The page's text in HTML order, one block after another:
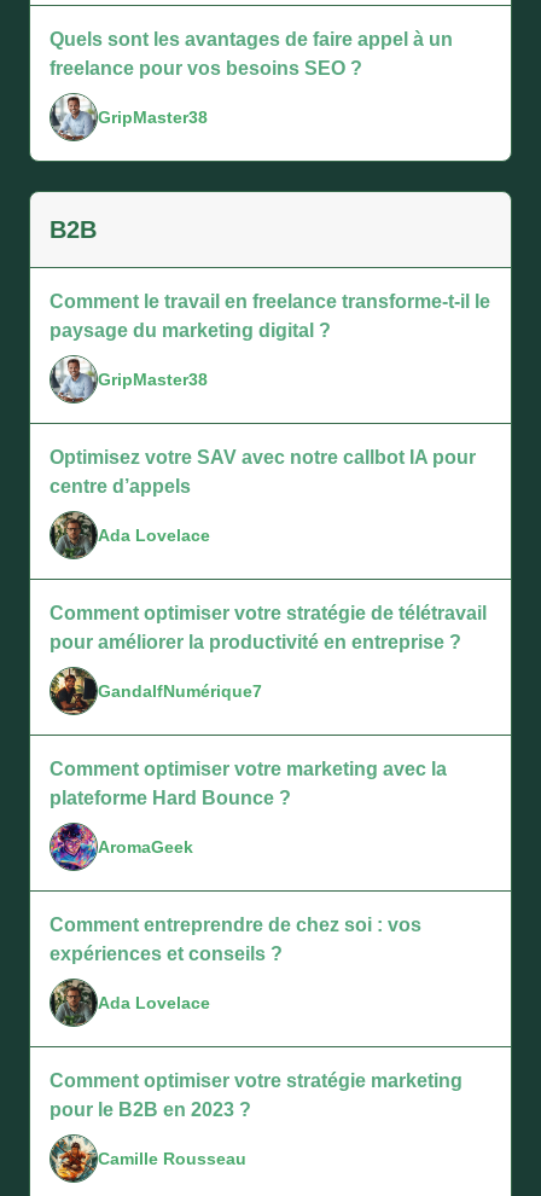
Quels sont les avantages de faire appel à un
freelance pour vos besoins SEO ?
GripMaster38
B2B
Comment le travail en freelance transforme-t-il le
paysage du marketing digital ?
GripMaster38
Optimisez votre SAV avec notre callbot IA pour
centre d’appels
Ada Lovelace
Comment optimiser votre stratégie de télétravail
pour améliorer la productivité en entreprise ?
GandalfNumérique7
Comment optimiser votre marketing avec la
plateforme Hard Bounce ?
AromaGeek
Comment entreprendre de chez soi : vos
expériences et conseils ?
Ada Lovelace
Comment optimiser votre stratégie marketing
pour le B2B en 2023 ?
Camille Rousseau